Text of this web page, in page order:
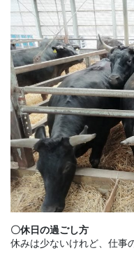
〇休日の過ごし方
休みは少ないけれど、仕事